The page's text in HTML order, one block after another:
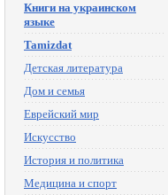
Книги на украинском
языке
Tamizdat
Детская литература
Дом и семья
Еврейский мир
Искусство
История и политика
Медицина и спорт